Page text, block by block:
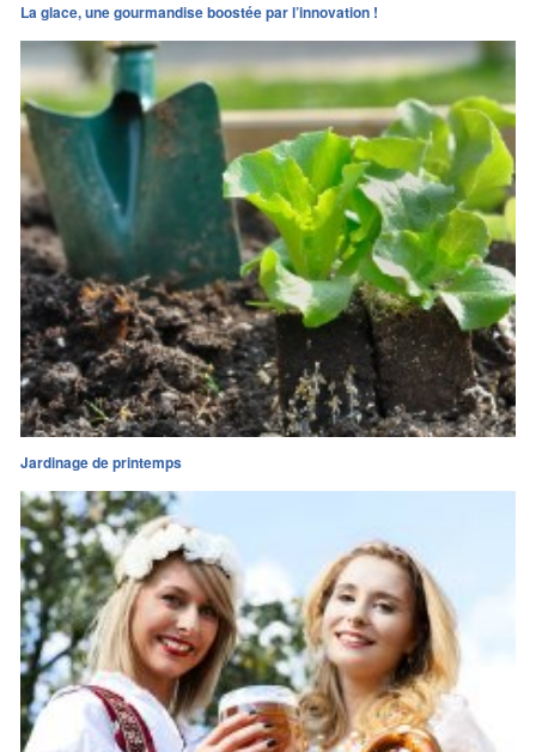
La glace, une gourmandise boostée par l’innovation !
Jardinage de printemps